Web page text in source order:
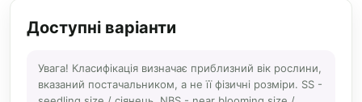
Доступні варіанти
Увага! Класифікація визначає приблизний вік рослини,
вказаний постачальником, а не її фізичні розміри. SS -